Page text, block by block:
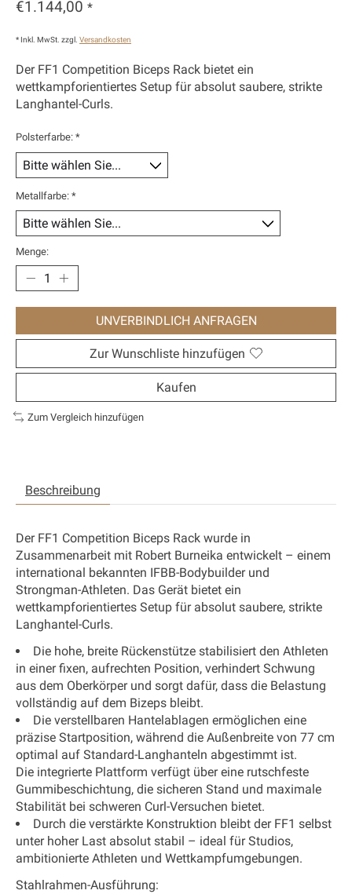
€1.144,00 *
* Inkl. MwSt. zzgl. Versandkosten
Der FF1 Competition Biceps Rack bietet ein
wettkampforientiertes Setup für absolut saubere, strikte
Langhantel-Curls.
Polsterfarbe: *
Metallfarbe: *
Menge:
UNVERBINDLICH ANFRAGEN
Zur Wunschliste hinzufügen
Kaufen
Zum Vergleich hinzufügen
Beschreibung
Der FF1 Competition Biceps Rack wurde in
Zusammenarbeit mit Robert Burneika entwickelt – einem
international bekannten IFBB-Bodybuilder und
Strongman-Athleten. Das Gerät bietet ein
wettkampforientiertes Setup für absolut saubere, strikte
Langhantel-Curls.
Die hohe, breite Rückenstütze stabilisiert den Athleten
in einer fixen, aufrechten Position, verhindert Schwung
aus dem Oberkörper und sorgt dafür, dass die Belastung
vollständig auf dem Bizeps bleibt.
Die verstellbaren Hantelablagen ermöglichen eine
präzise Startposition, während die Außenbreite von 77 cm
optimal auf Standard-Langhanteln abgestimmt ist.
Die integrierte Plattform verfügt über eine rutschfeste
Gummibeschichtung, die sicheren Stand und maximale
Stabilität bei schweren Curl-Versuchen bietet.
Durch die verstärkte Konstruktion bleibt der FF1 selbst
unter hoher Last absolut stabil – ideal für Studios,
ambitionierte Athleten und Wettkampfumgebungen.
Stahlrahmen-Ausführung: